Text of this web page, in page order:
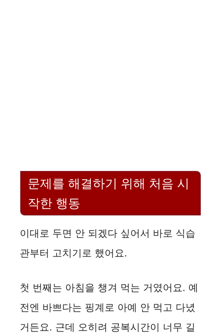
문제를 해결하기 위해 처음 시
작한 행동
이대로 두면 안 되겠다 싶어서 바로 식습
관부터 고치기로 했어요.
첫 번째는 아침을 챙겨 먹는 거였어요. 예
전엔 바쁘다는 핑계로 아예 안 먹고 다녔
거든요. 근데 오히려 공복시간이 너무 길